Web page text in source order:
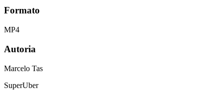
Formato
MP4
Autoria
Marcelo Tas
SuperUber